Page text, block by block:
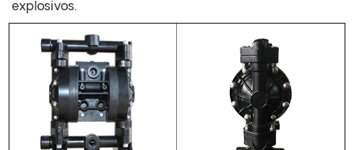
explosivos.